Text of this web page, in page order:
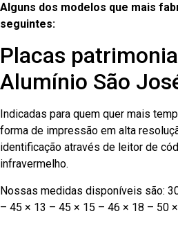
Alguns dos modelos que mais
seguintes:
Placas
Alumínio São
Indicadas para quem quer mais
forma de impressão em alta
identificação através de leitor de
infravermelho.
Nossas medidas disponíveis são:
– 45 × 13 – 45 × 15 – 46 × 18 – 50